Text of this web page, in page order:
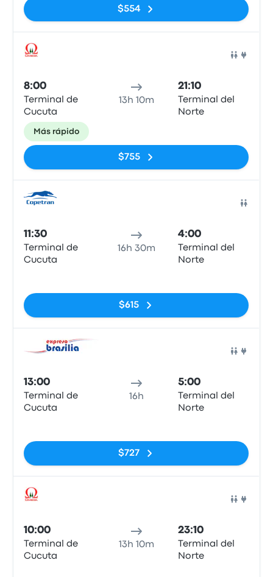
$554
8:00
Terminal de
Cucuta
13h 10m
21:10
Terminal del
Norte
Más rápido
$755
11:30
Terminal de
Cucuta
16h 30m
4:00
Terminal del
Norte
$615
13:00
Terminal de
Cucuta
16h
5:00
Terminal del
Norte
$727
10:00
Terminal de
Cucuta
13h 10m
23:10
Terminal del
Norte